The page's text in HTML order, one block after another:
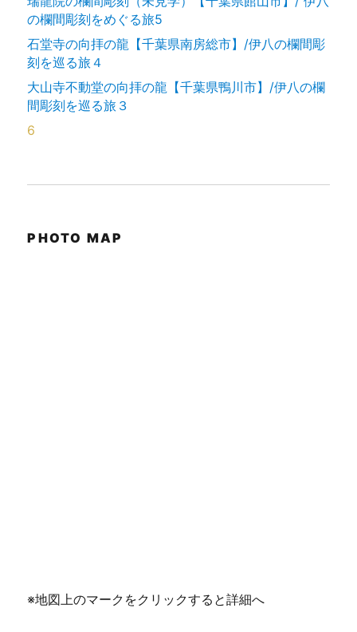
の欄間彫刻をめぐる旅5
石堂寺の向拝の龍【千葉県南房総市】/伊八の欄間彫
刻を巡る旅４
大山寺不動堂の向拝の龍【千葉県鴨川市】/伊八の欄
間彫刻を巡る旅３
6
PHOTO MAP
※地図上のマークをクリックすると詳細へ